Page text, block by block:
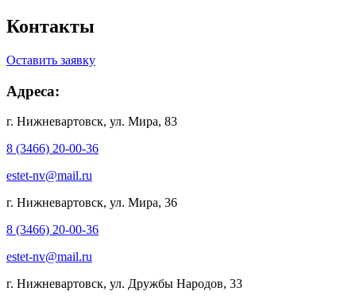
Контакты
Оставить заявку
Адреса:
г. Нижневартовск, ул. Мира, 83
8 (3466) 20-00-36
estet-nv@mail.ru
г. Нижневартовск, ул. Мира, 36
8 (3466) 20-00-36
estet-nv@mail.ru
г. Нижневартовск, ул. Дружбы Народов, 33